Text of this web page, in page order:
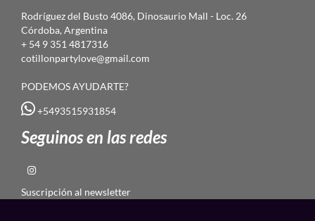
Rodríguez del Busto 4086, Dinosaurio Mall - Loc. 26
Córdoba, Argentina
+ 54 9 351 4817316
cotillonpartylove@gmail.com
PODEMOS AYUDARTE?
+5493515931854
Seguinos en las redes
Suscripción al newsletter